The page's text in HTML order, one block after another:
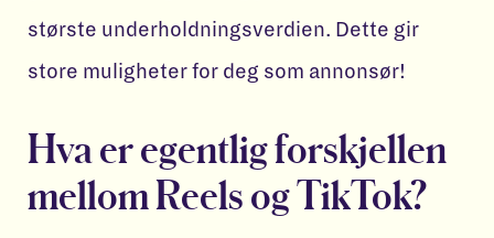
største underholdningsverdien. Dette gir
store muligheter for deg som annonsør!
Hva er egentlig forskjellen
mellom Reels og TikTok?